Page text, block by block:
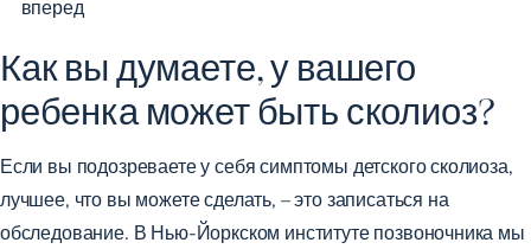
вперед
Как вы думаете, у вашего
ребенка может быть сколиоз?
Если вы подозреваете у себя симптомы детского сколиоза,
лучшее, что вы можете сделать, – это записаться на
обследование. В Нью-Йоркском институте позвоночника мы